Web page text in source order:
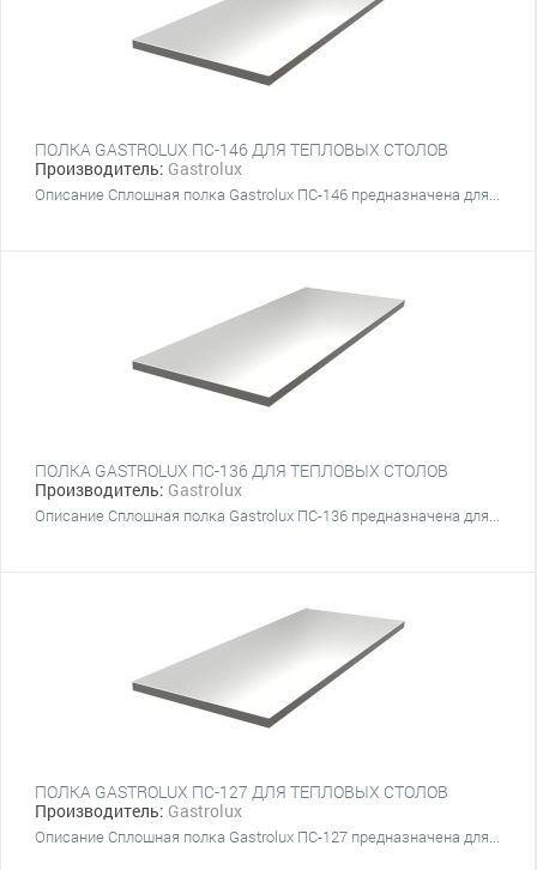
ПОЛКА GASTROLUX ПС-146 ДЛЯ ТЕПЛОВЫХ СТОЛОВ
Производитель: Gastrolux
Описание Сплошная полка Gastrolux ПС-146 предназначена для...
ПОЛКА GASTROLUX ПС-136 ДЛЯ ТЕПЛОВЫХ СТОЛОВ
Производитель: Gastrolux
Описание Сплошная полка Gastrolux ПС-136 предназначена для...
ПОЛКА GASTROLUX ПС-127 ДЛЯ ТЕПЛОВЫХ СТОЛОВ
Производитель: Gastrolux
Описание Сплошная полка Gastrolux ПС-127 предназначена для...